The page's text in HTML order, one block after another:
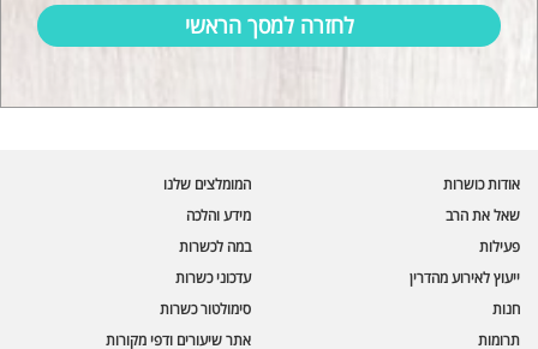
לחזרה למסך הראשי
אודות כושרות
שאל את הרב
פעילות
ייעוץ לאירוע מהדרין
המומלצים שלנו
מידע והלכה
במה לכשרות
עדכוני כשרות
חנות
תרומות
סימולטור כשרות
אתר שיעורים ודפי מקורות
🪲 בדיקת חרקים
מספר כושרות ומאמרי האתר